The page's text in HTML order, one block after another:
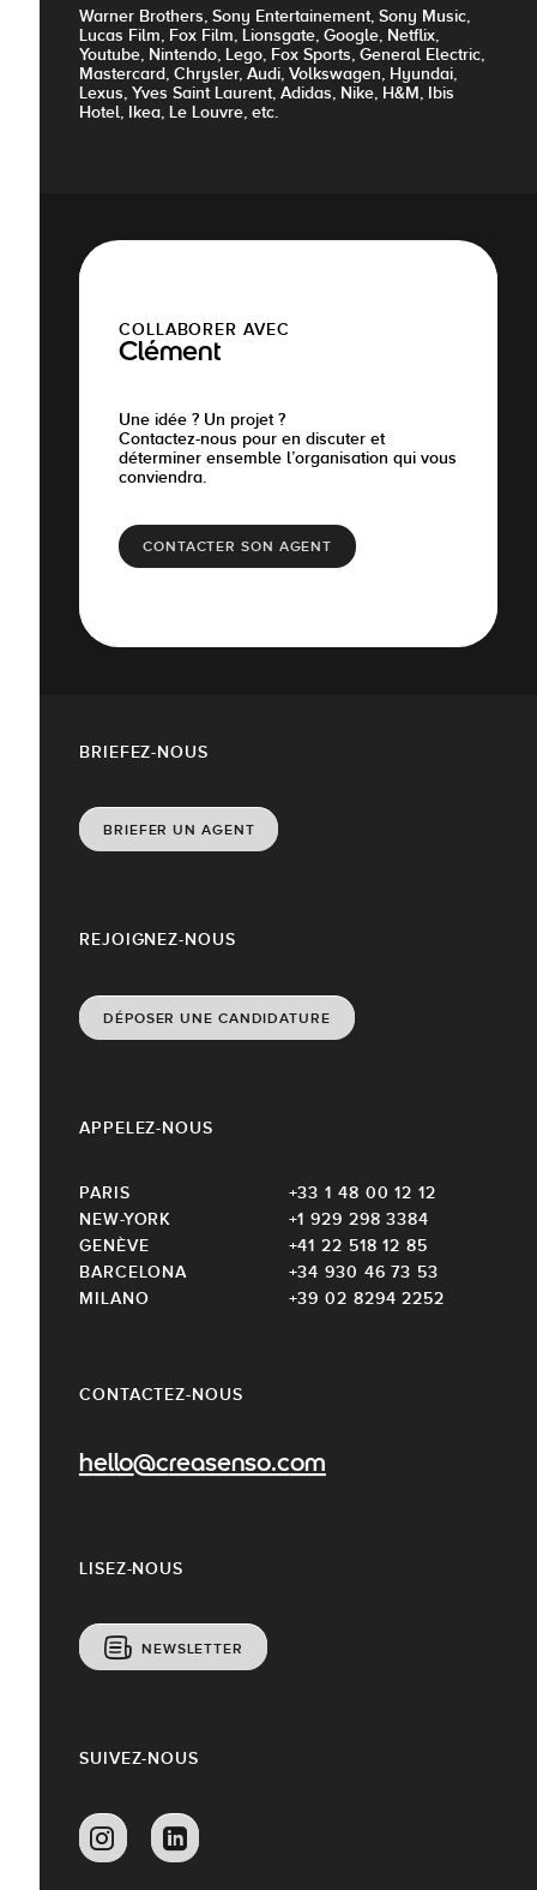
Warner Brothers, Sony Entertainement, Sony Music,
Lucas Film, Fox Film, Lionsgate, Google, Netflix,
Youtube, Nintendo, Lego, Fox Sports, General Electric,
Mastercard, Chrysler, Audi, Volkswagen, Hyundai,
Lexus, Yves Saint Laurent, Adidas, Nike, H&M, Ibis
Hotel, Ikea, Le Louvre, etc.
COLLABORER AVEC
Clément
Une idée ? Un projet ?
Contactez-nous pour en discuter et
déterminer ensemble l’organisation qui vous
conviendra.
CONTACTER SON AGENT
CONTACTEZ-NOUS
hello@creasenso.com
REJOIGNEZ-NOUS
DÉPOSER UNE CANDIDATURE
LISEZ-NOUS
NEWSLETTER
APPELEZ-NOUS
PARIS
+33 1 48 00 12 12
NEW-YORK
+1 929 298 3384
GENÈVE
+41 22 518 12 85
BARCELONA
+34 930 46 73 53
MILANO
+39 02 8294 2252
BRIEFEZ-NOUS
BRIEFER UN AGENT
SUIVEZ-NOUS